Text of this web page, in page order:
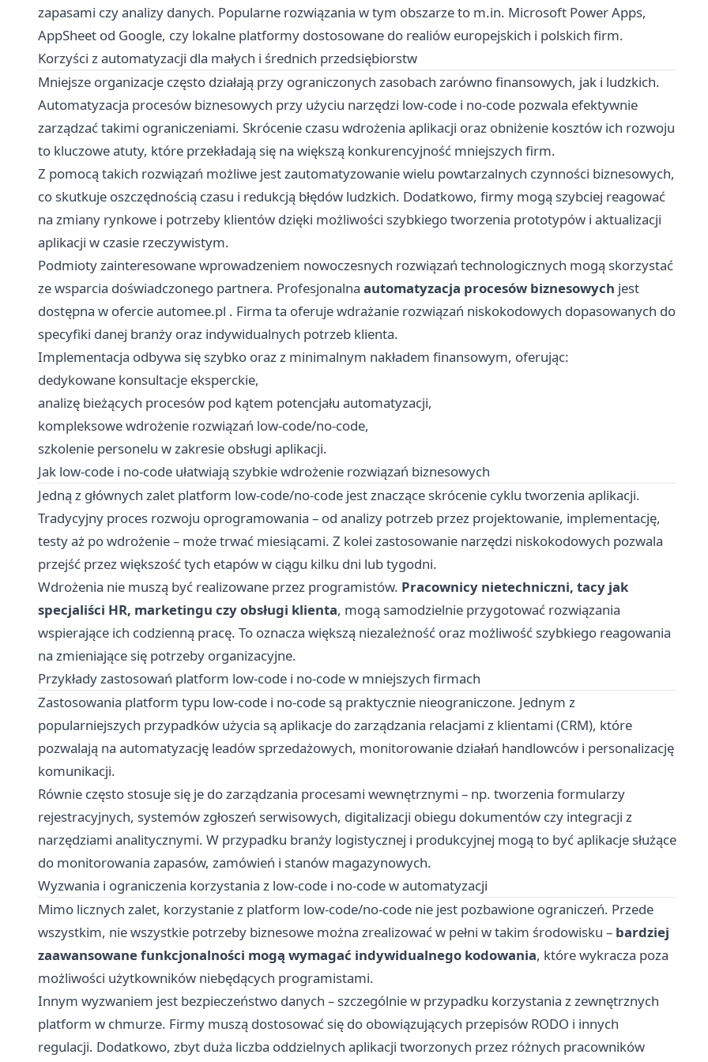
zapasami czy analizy danych. Popularne rozwiązania w tym obszarze to m.in. Microsoft Power Apps,
AppSheet od Google, czy lokalne platformy dostosowane do realiów europejskich i polskich firm.
Korzyści z automatyzacji dla małych i średnich przedsiębiorstw
Mniejsze organizacje często działają przy ograniczonych zasobach zarówno finansowych, jak i ludzkich.
Automatyzacja procesów biznesowych przy użyciu narzędzi low-code i no-code pozwala efektywnie
zarządzać takimi ograniczeniami. Skrócenie czasu wdrożenia aplikacji oraz obniżenie kosztów ich rozwoju
to kluczowe atuty, które przekładają się na większą konkurencyjność mniejszych firm.
Z pomocą takich rozwiązań możliwe jest zautomatyzowanie wielu powtarzalnych czynności biznesowych,
co skutkuje oszczędnością czasu i redukcją błędów ludzkich. Dodatkowo, firmy mogą szybciej reagować
na zmiany rynkowe i potrzeby klientów dzięki możliwości szybkiego tworzenia prototypów i aktualizacji
aplikacji w czasie rzeczywistym.
Podmioty zainteresowane wprowadzeniem nowoczesnych rozwiązań technologicznych mogą skorzystać
ze wsparcia doświadczonego partnera. Profesjonalna automatyzacja procesów biznesowych jest
dostępna w ofercieautomee.pl . Firma ta oferuje wdrażanie rozwiązań niskokodowych dopasowanych do
specyfiki danej branży oraz indywidualnych potrzeb klienta.
Implementacja odbywa się szybko oraz z minimalnym nakładem finansowym, oferując:
dedykowane konsultacje eksperckie,
analizę bieżących procesów pod kątem potencjału automatyzacji,
kompleksowe wdrożenie rozwiązań low-code/no-code,
szkolenie personelu w zakresie obsługi aplikacji.
Jak low-code i no-code ułatwiają szybkie wdrożenie rozwiązań biznesowych
Jedną z głównych zalet platform low-code/no-code jest znaczące skrócenie cyklu tworzenia aplikacji.
Tradycyjny proces rozwoju oprogramowania – od analizy potrzeb przez projektowanie, implementację,
testy aż po wdrożenie – może trwać miesiącami. Z kolei zastosowanie narzędzi niskokodowych pozwala
przejść przez większość tych etapów w ciągu kilku dni lub tygodni.
Wdrożenia nie muszą być realizowane przez programistów. Pracownicy nietechniczni, tacy jak
specjaliści HR, marketingu czy obsługi klienta, mogą samodzielnie przygotować rozwiązania
wspierające ich codzienną pracę. To oznacza większą niezależność oraz możliwość szybkiego reagowania
na zmieniające się potrzeby organizacyjne.
Przykłady zastosowań platform low-code i no-code w mniejszych firmach
Zastosowania platform typu low-code i no-code są praktycznie nieograniczone. Jednym z
popularniejszych przypadków użycia są aplikacje do zarządzania relacjami z klientami (CRM), które
pozwalają na automatyzację leadów sprzedażowych, monitorowanie działań handlowców i personalizację
komunikacji.
Równie często stosuje się je do zarządzania procesami wewnętrznymi – np. tworzenia formularzy
rejestracyjnych, systemów zgłoszeń serwisowych, digitalizacji obiegu dokumentów czy integracji z
narzędziami analitycznymi. W przypadku branży logistycznej i produkcyjnej mogą to być aplikacje służące
do monitorowania zapasów, zamówień i stanów magazynowych.
Wyzwania i ograniczenia korzystania z low-code i no-code w automatyzacji
Mimo licznych zalet, korzystanie z platform low-code/no-code nie jest pozbawione ograniczeń. Przede
wszystkim, nie wszystkie potrzeby biznesowe można zrealizować w pełni w takim środowisku – bardziej
zaawansowane funkcjonalności mogą wymagać indywidualnego kodowania, które wykracza poza
możliwości użytkowników niebędących programistami.
Innym wyzwaniem jest bezpieczeństwo danych – szczególnie w przypadku korzystania z zewnętrznych
platform w chmurze. Firmy muszą dostosować się do obowiązujących przepisów RODO i innych
regulacji. Dodatkowo, zbyt duża liczba oddzielnych aplikacji tworzonych przez różnych pracowników